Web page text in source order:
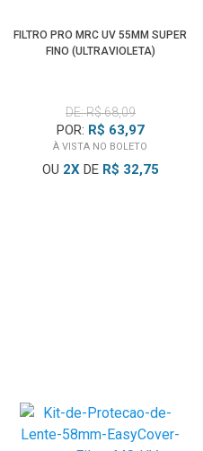
FILTRO PRO MRC UV 55MM SUPER
FINO (ULTRAVIOLETA)
DE: R$ 68,09
POR: R$ 63,97
À VISTA NO BOLETO
OU 2XDE R$ 32,75